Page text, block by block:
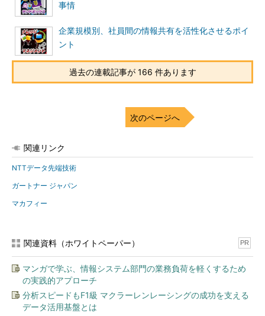
事情
企業規模別、社員間の情報共有を活性化させるポイ
ント
過去の連載記事が 166 件あります
次のページへ
関連リンク
NTTデータ先端技術
ガートナー ジャパン
マカフィー
関連資料（ホワイトペーパー） PR
マンガで学ぶ、情報システム部門の業務負荷を軽くするため
の実践的アプローチ
分析スピードもF1級 マクラーレンレーシングの成功を支える
データ活用基盤とは